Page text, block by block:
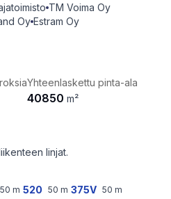
TM Voima Oy
Oy Estram Oy
Yhteenlaskettu pinta-ala
40850 m²
linjat.
50 m 520 50 m 375V 50 m